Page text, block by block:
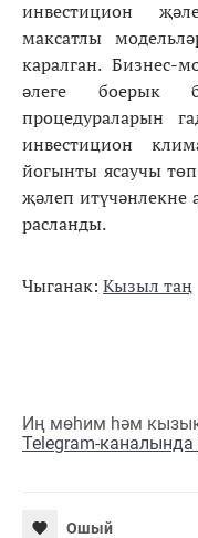
инвестицион
максатлы
каралган. Бизнес-
әлеге боерык
процедураларын
инвестицион
йогынты ясаучы
җәлеп итүчәнлекне
расланды.
Чыганак: Кызыл таң
Иң мөһим һәм
Telegram-каналында
Ошый